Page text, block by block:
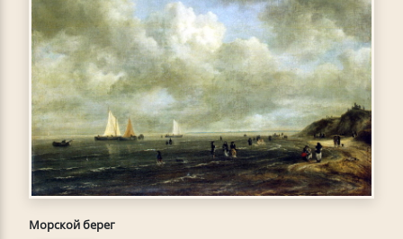
Морской берег